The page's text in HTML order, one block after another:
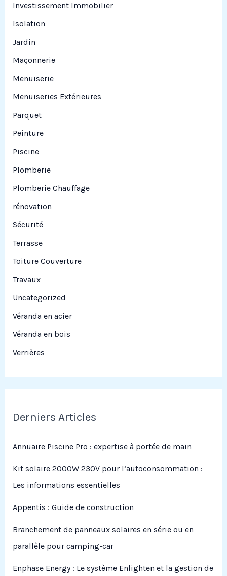
Investissement Immobilier
Isolation
Jardin
Maçonnerie
Menuiserie
Menuiseries Extérieures
Parquet
Peinture
Piscine
Plomberie
Plomberie Chauffage
rénovation
Sécurité
Terrasse
Toiture Couverture
Travaux
Uncategorized
Véranda en acier
Véranda en bois
Verrières
Derniers Articles
Annuaire Piscine Pro : expertise à portée de main
Kit solaire 2000W 230V pour l’autoconsommation :
Les informations essentielles
Appentis : Guide de construction
Branchement de panneaux solaires en série ou en
parallèle pour camping-car
Enphase Energy : Le système Enlighten et la gestion de